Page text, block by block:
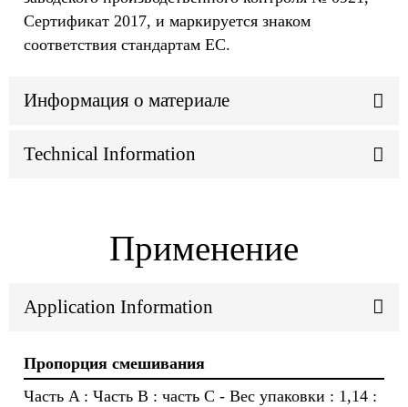
Сертификат 2017, и маркируется знаком
соответствия стандартам ЕС.
Информация о материале
Technical Information
Применение
Application Information
Пропорция смешивания
Часть A : Часть B : часть C - Вес упаковки : 1,14 :